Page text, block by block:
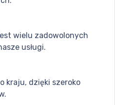
wielu zadowolonych
usługi.
kraju, dzięki szeroko